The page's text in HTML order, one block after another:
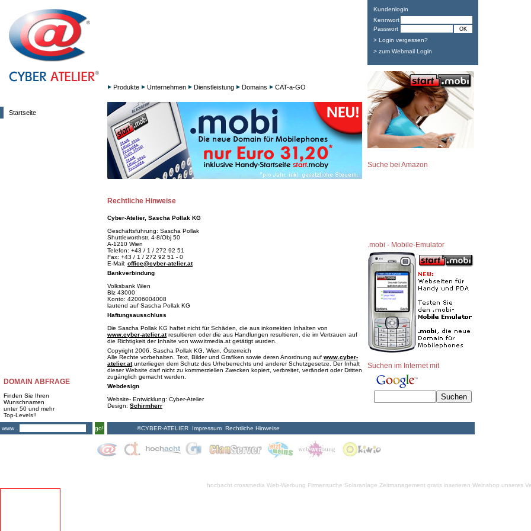
Startseite
DOMAIN ABFRAGE
Finden Sie Ihren
Wunschnamen
unter 50 und mehr
Top-Levels!!
www .
go!
Produkte Unternehmen Dienstleistung Domains CAT-a-GO
Rechtliche Hinweise
Cyber-Atelier, Sascha Pollak KG
Geschäftsführung: Sascha Pollak
Shuttleworthstr. 4-8/Obj 50
A-1210 Wien
Telefon: +43 / 1 / 272 92 51
Fax: +43 / 1 / 272 92 51 - 0
E-Mail: office@cyber-atelier.at
Bankverbindung
Volksbank Wien
Blz 43000
Konto: 42006004008
lautend auf Sascha Pollak KG
Haftungsausschluss
Die Sascha Pollak KG haftet nicht für Schäden, die aus inkorrekten Inhalten von
www.cyber-atelier.atresultieren oder die aus Handlungen resultieren, die im Vertrauen auf
die Richtigkeit der Inhalte von www.itmedia.at getätigt wurden.
Copyright 2006, Sascha Pollak KG, Wien, Österreich
Alle Rechte vorbehalten. Text, Bilder und Grafiken sowie deren Anordnung auf www.cyber-
atelier.atunterliegen dem Schutz des Urheberrechts und anderer Schutzgesetze. Der Inhalt
dieser Website darf nicht zu kommerziellen Zwecken kopiert, verbreitet, verändert oder Dritten
zugänglich gemacht werden.
Webdesign
Website- Entwicklung: Cyber-Atelier
Design: Schirmherr
©CYBER-ATELIER Impressum Rechtliche Hinweise
Kundenlogin
Kennwort
Passwort
> Login vergessen?
> zum Webmail Login
Suche bei Amazon
.mobi - Mobile-Emulator
Suchen im Internet mit
hochacht crossmedia Web-Werbung Firmensuche Solaranlage Zeitmanagement gratis inserieren Weinshop unseres